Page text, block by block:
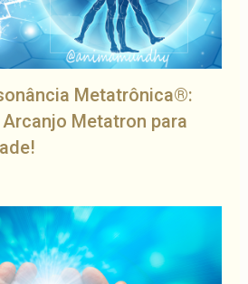
Metatrônica®:
Metatron para